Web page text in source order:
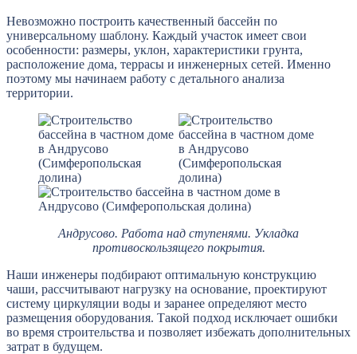
Невозможно построить качественный бассейн по
универсальному шаблону. Каждый участок имеет свои
особенности: размеры, уклон, характеристики грунта,
расположение дома, террасы и инженерных сетей. Именно
поэтому мы начинаем работу с детального анализа
территории.
Андрусово. Работа над ступенями. Укладка
противоскользящего покрытия.
Наши инженеры подбирают оптимальную конструкцию
чаши, рассчитывают нагрузку на основание, проектируют
систему циркуляции воды и заранее определяют место
размещения оборудования. Такой подход исключает ошибки
во время строительства и позволяет избежать дополнительных
затрат в будущем.